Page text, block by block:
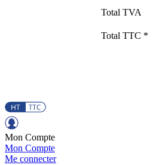
Total TVA
Total TTC *
Mon Compte
Mon Compte
Me connecter